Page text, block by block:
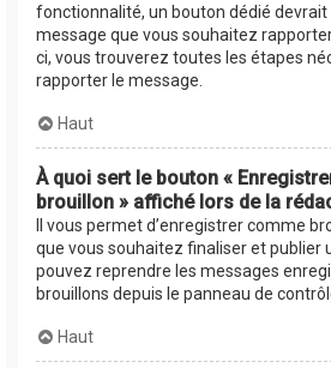
fonctionnalité, un bouton dédié
message que vous souhaitez
ci, vous trouverez toutes les étapes
rapporter le message.
Haut
À quoi sert le bouton «
brouillon » affiché lors de la
Il vous permet d’enregistrer comme
que vous souhaitez finaliser et publier
pouvez reprendre les messages
brouillons depuis le panneau de
Haut